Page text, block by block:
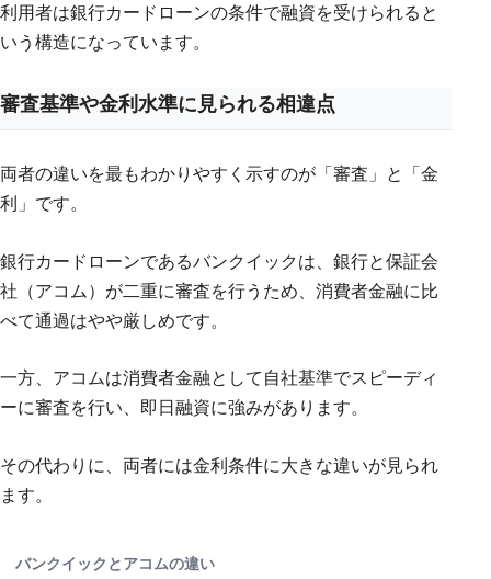
利用者は銀行カードローンの条件で融資を受けられると
いう構造になっています。
審査基準や金利水準に見られる相違点
両者の違いを最もわかりやすく示すのが「審査」と「金
利」です。
銀行カードローンであるバンクイックは、銀行と保証会
社（アコム）が二重に審査を行うため、消費者金融に比
べて通過はやや厳しめです。
一方、アコムは消費者金融として自社基準でスピーディ
ーに審査を行い、即日融資に強みがあります。
その代わりに、両者には金利条件に大きな違いが見られ
ます。
バンクイックとアコムの違い